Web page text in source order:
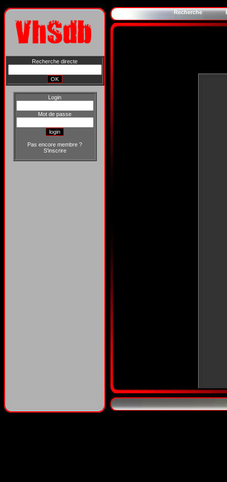
Recherche directe
Login
Mot de passe
Pas encore membre ?
S'inscrire
Recherche